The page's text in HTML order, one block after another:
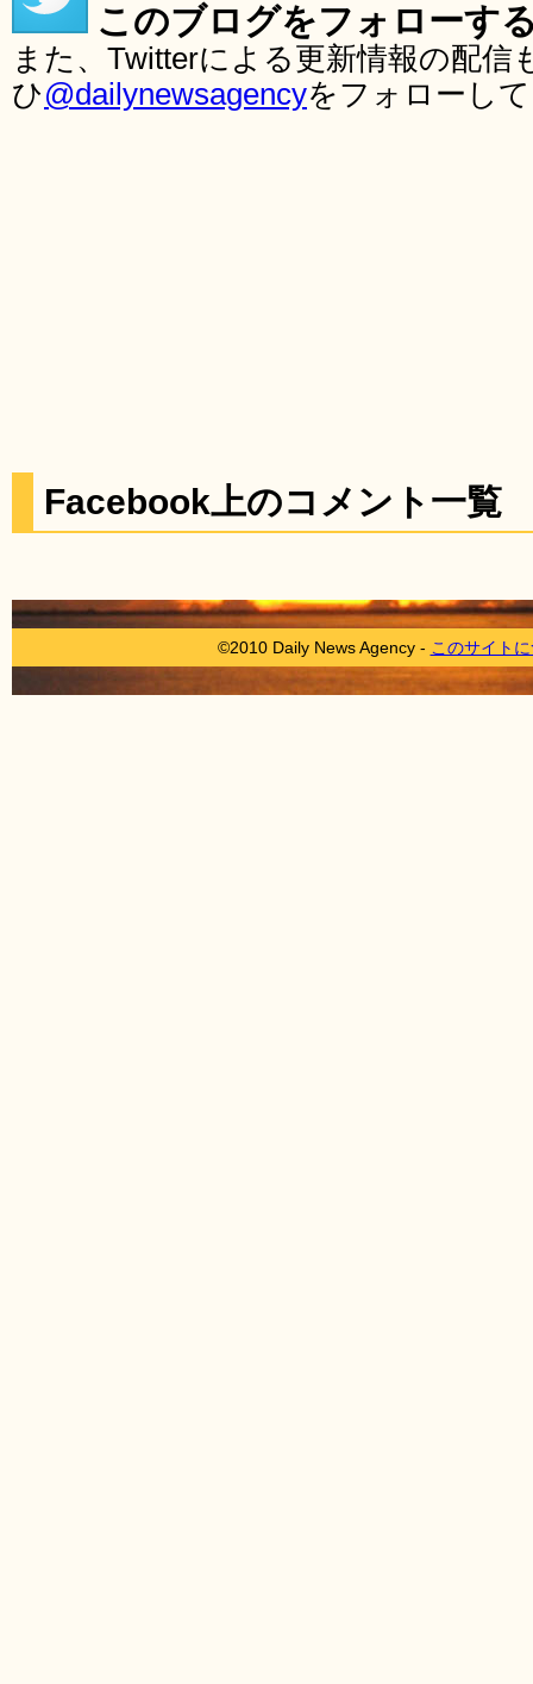
このブログをフォローす
また、Twitterによる更新情報の配
ひ@dailynewsagencyをフォローし
Facebook上のコメント一覧
©2010 Daily News Agency - このサイト